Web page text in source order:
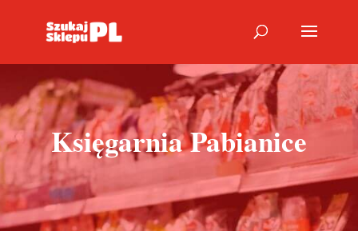
Księgarnia Pabianice